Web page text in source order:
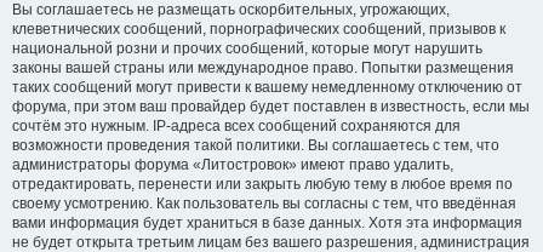
Вы соглашаетесь не размещать оскорбительных, угрожающих,
клеветнических сообщений, порнографических сообщений, призывов к
национальной розни и прочих сообщений, которые могут нарушить
законы вашей страны или международное право. Попытки размещения
таких сообщений могут привести к вашему немедленному отключению от
форума, при этом ваш провайдер будет поставлен в известность, если мы
сочтём это нужным. IP-адреса всех сообщений сохраняются для
возможности проведения такой политики. Вы соглашаетесь с тем, что
администраторы форума «Литостровок» имеют право удалить,
отредактировать, перенести или закрыть любую тему в любое время по
своему усмотрению. Как пользователь вы согласны с тем, что введённая
вами информация будет храниться в базе данных. Хотя эта информация
не будет открыта третьим лицам без вашего разрешения, администрация